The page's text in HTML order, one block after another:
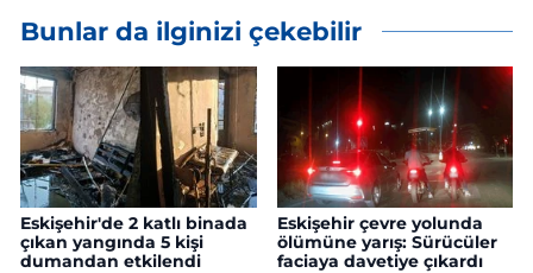
Bunlar da ilginizi çekebilir
Eskişehir'de 2 katlı binada
çıkan yangında 5 kişi
dumandan etkilendi
Eskişehir çevre yolunda
ölümüne yarış: Sürücüler
faciaya davetiye çıkardı